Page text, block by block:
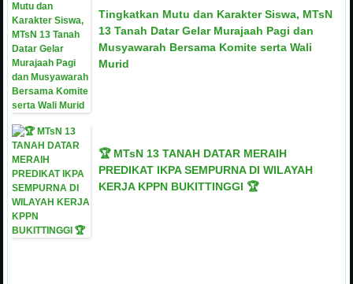
Tingkatkan Mutu dan Karakter Siswa, MTsN
13 Tanah Datar Gelar Murajaah Pagi dan
Musyawarah Bersama Komite serta Wali
Murid
🏆 MTsN 13 TANAH DATAR MERAIH
PREDIKAT IKPA SEMPURNA DI WILAYAH
KERJA KPPN BUKITTINGGI 🏆